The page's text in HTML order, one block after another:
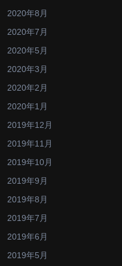
2020年8月
2020年7月
2020年5月
2020年3月
2020年2月
2020年1月
2019年12月
2019年11月
2019年10月
2019年9月
2019年8月
2019年7月
2019年6月
2019年5月